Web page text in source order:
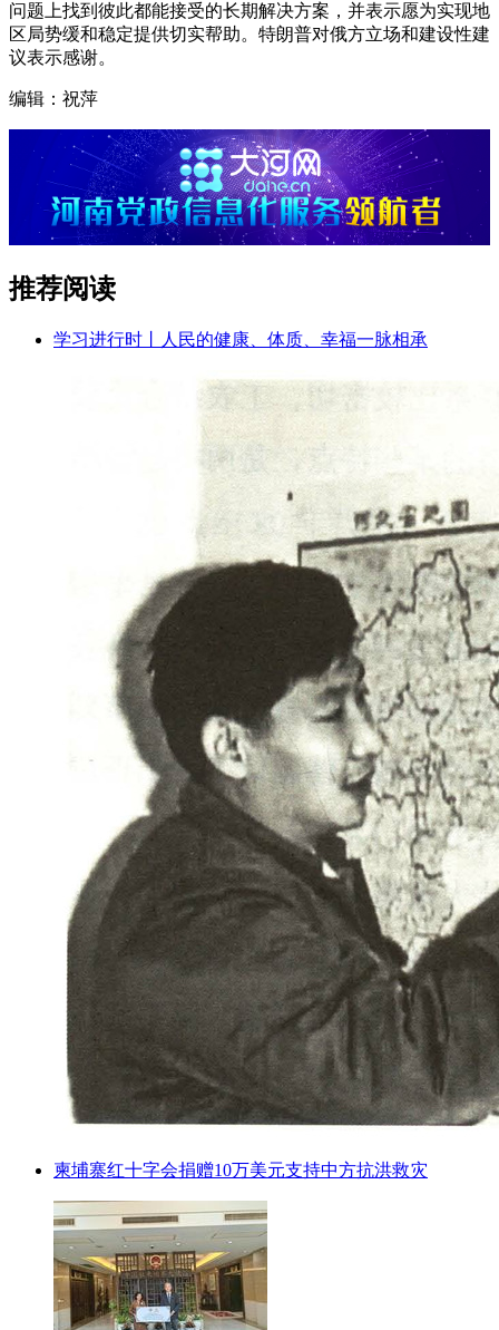
问题上找到彼此都能接受的长期解决方案，并表示愿为实现地
区局势缓和稳定提供切实帮助。特朗普对俄方立场和建设性建
议表示感谢。
编辑：祝萍
推荐阅读
学习进行时丨人民的健康、体质、幸福一脉相承
柬埔寨红十字会捐赠10万美元支持中方抗洪救灾